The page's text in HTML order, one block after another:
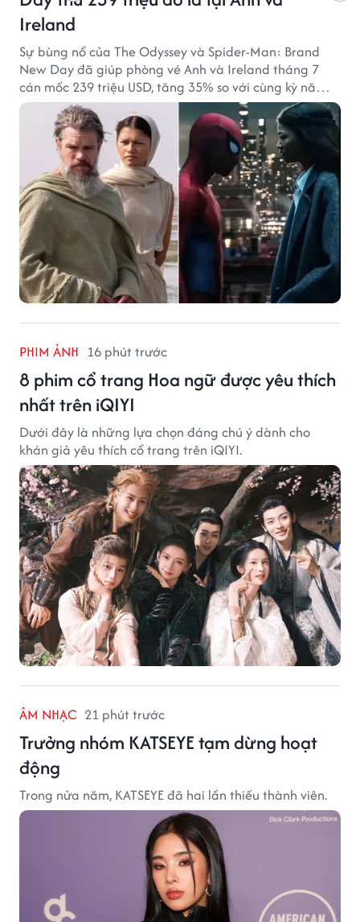
Ireland
Sự bùng nổ của The Odyssey và Spider-Man: Brand
New Day đã giúp phòng vé Anh và Ireland tháng 7
cán mốc 239 triệu USD, tăng 35% so với cùng kỳ năm
ngoái.
PHIM ẢNH 16 phút trước
8 phim cổ trang Hoa ngữ được yêu thích
nhất trên iQIYI
Dưới đây là những lựa chọn đáng chú ý dành cho
khán giả yêu thích cổ trang trên iQIYI.
ÂM NHẠC 21 phút trước
Trưởng nhóm KATSEYE tạm dừng hoạt
động
Trong nửa năm, KATSEYE đã hai lần thiếu thành viên.